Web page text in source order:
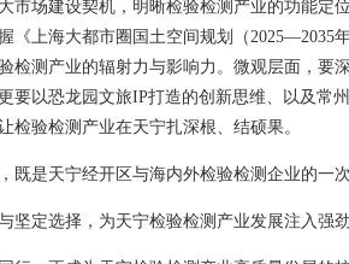
市场建设契机，明晰检验检测产业的功能
《上海大都市圈国土空间规划（
检测产业的辐射力与影响力。微观层面，
要以恐龙园文旅IP打造的创新思维、以及常
检验检测产业在天宁扎深根、结硕果。
既是天宁经开区与海内外检验检测企业的一
坚定选择，为天宁检验检测产业发展注入强